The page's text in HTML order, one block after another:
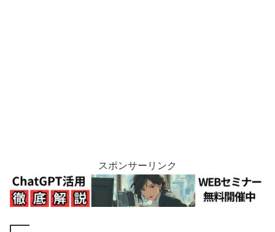
スポンサーリンク